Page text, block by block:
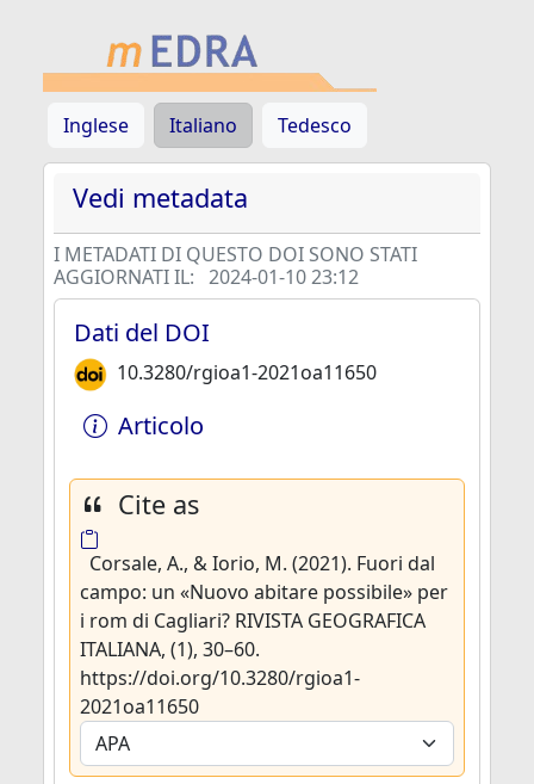
Inglese Italiano Tedesco
Vedi metadata
I METADATI DI QUESTO DOI SONO STATI
AGGIORNATI IL: 2024-01-10 23:12
Dati del DOI
10.3280/rgioa1-2021oa11650
Articolo
Cite as
Corsale, A., & Iorio, M. (2021). Fuori dal
campo: un «Nuovo abitare possibile» per
i rom di Cagliari? RIVISTA GEOGRAFICA
ITALIANA, (1), 30–60.
https://doi.org/10.3280/rgioa1-
2021oa11650